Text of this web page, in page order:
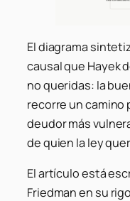
El diagrama
causal que Hayek
no queridas: la
recorre un camino
deudor más
de quien la ley
El artículo está
Friedman en su